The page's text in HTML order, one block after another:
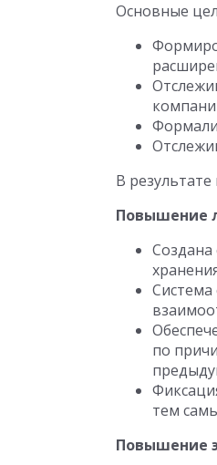
Основные
В
Повышение
Система
по
тем
Повышение